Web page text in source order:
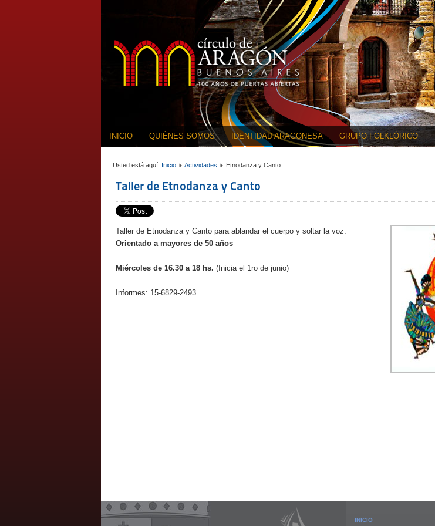
INICIO QUIÉNES SOMOS IDENTIDAD ARAGONESA GRUPO FOLKLÓRICO
Usted está aquí: Inicio Actividades Etnodanza y Canto
Taller de Etnodanza y Canto
Taller de Etnodanza y Canto para ablandar el cuerpo y soltar la voz.
Orientado a mayores de 50 años
Miércoles de 16.30 a 18 hs. (Inicia el 1ro de junio)
Informes: 15-6829-2493
INICIO